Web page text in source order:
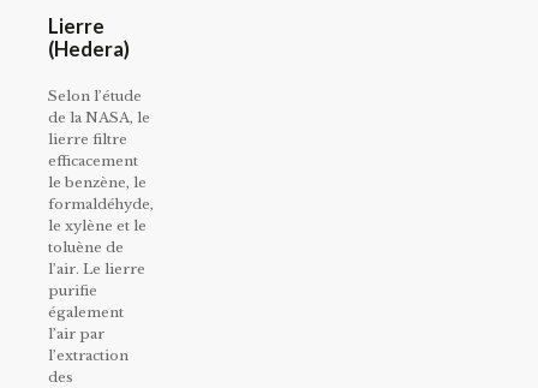
Lierre
(Hedera)
Selon l’étude
de la NASA, le
lierre filtre
efficacement
le benzène, le
formaldéhyde,
le xylène et le
toluène de
l’air. Le lierre
purifie
également
l’air par
l’extraction
des